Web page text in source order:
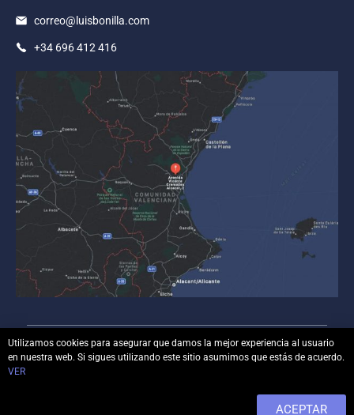
correo@luisbonilla.com
+34 696 412 416
Utilizamos cookies para asegurar que damos la mejor experiencia al usuario
en nuestra web. Si sigues utilizando este sitio asumimos que estás de acuerdo.
VER
ACEPTAR